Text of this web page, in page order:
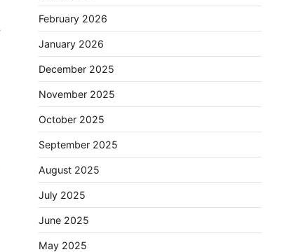
February 2026
January 2026
December 2025
November 2025
October 2025
September 2025
August 2025
July 2025
June 2025
May 2025